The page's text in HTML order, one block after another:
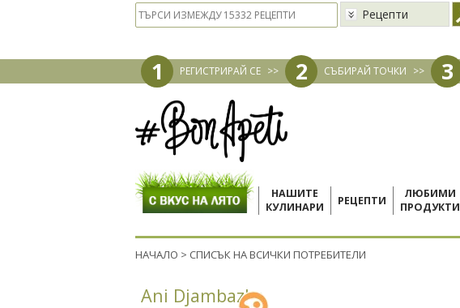
Рецепти
1 РЕГИСТРИРАЙ СЕ >> 2 СЪБИРАЙ ТОЧКИ >> 3
НАШИТЕ
КУЛИНАРИ
РЕЦЕПТИ
ЛЮБИМИ
ПРОДУКТИ
НАЧАЛО > СПИСЪК НА ВСИЧКИ ПОТРЕБИТЕЛИ
Ani Djambazka